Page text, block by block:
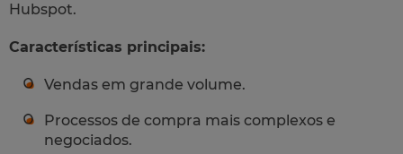
Hubspot.
Características principais:
Vendas em grande volume.
Processos de compra mais complexos e
negociados.